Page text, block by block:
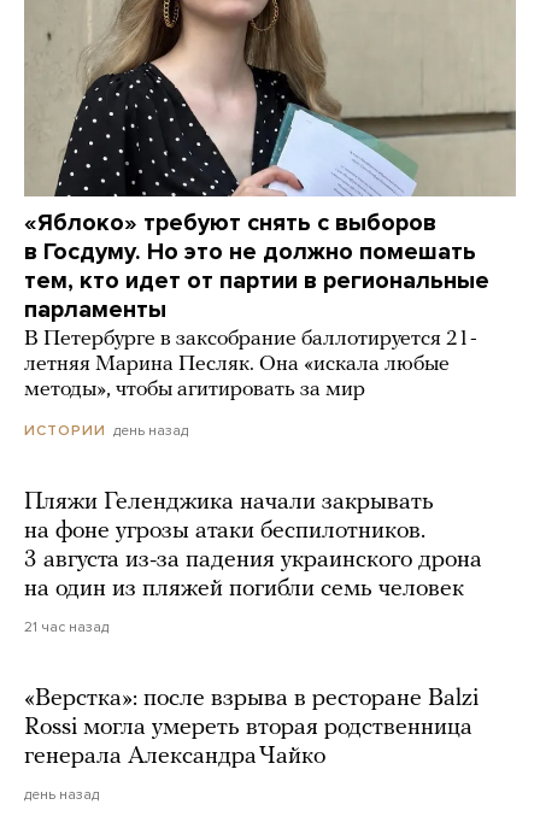
«Яблоко» требуют снять с выборов
в Госдуму. Но это не должно помешать
тем, кто идет от партии в региональные
парламенты
В Петербурге в заксобрание баллотируется 21-
летняя Марина Песляк. Она «искала любые
методы», чтобы агитировать за мир
ИСТОРИИ день назад
Пляжи Геленджика начали закрывать
на фоне угрозы атаки беспилотников.
3 августа из-за падения украинского дрона
на один из пляжей погибли семь человек
21 час назад
«Верстка»: после взрыва в ресторане Balzi
Rossi могла умереть вторая родственница
генерала Александра Чайко
день назад